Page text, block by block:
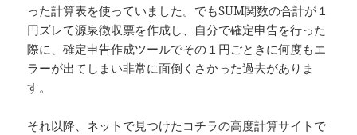
った計算表を使っていました。でもSUM関数の合計が１
円ズレて源泉徴収票を作成し、自分で確定申告を行った
際に、確定申告作成ツールでその１円ごときに何度もエ
ラーが出てしまい非常に面倒くさかった過去がありま
す。
それ以降、ネットで見つけたコチラの高度計算サイトで